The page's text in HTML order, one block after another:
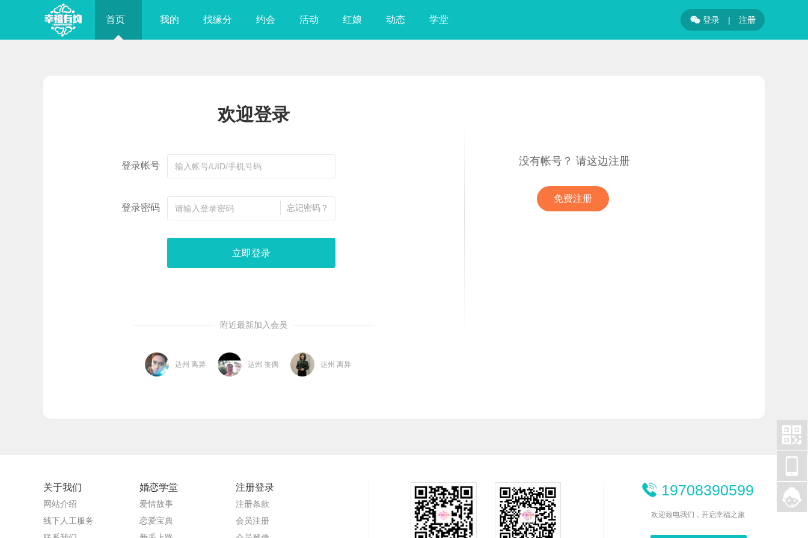
首页 我的 找缘分 约会 活动 红娘 动态 学堂 登录 | 注册
欢迎登录
登录帐号
登录密码 忘记密码？
附近最新加入会员
达州 离异 达州 丧偶 达州 离异
没有帐号？ 请这边注册
免费注册
关于我们
网站介绍
线下人工服务
婚恋学堂
爱情故事
恋爱宝典
注册登录
注册条款
会员注册
19708390599
欢迎致电我们，开启幸福之旅

